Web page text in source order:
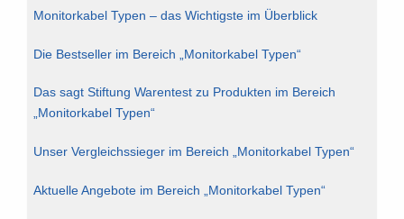
Monitorkabel Typen – das Wichtigste im Überblick
Die Bestseller im Bereich „Monitorkabel Typen“
Das sagt Stiftung Warentest zu Produkten im Bereich
„Monitorkabel Typen“
Unser Vergleichssieger im Bereich „Monitorkabel Typen“
Aktuelle Angebote im Bereich „Monitorkabel Typen“